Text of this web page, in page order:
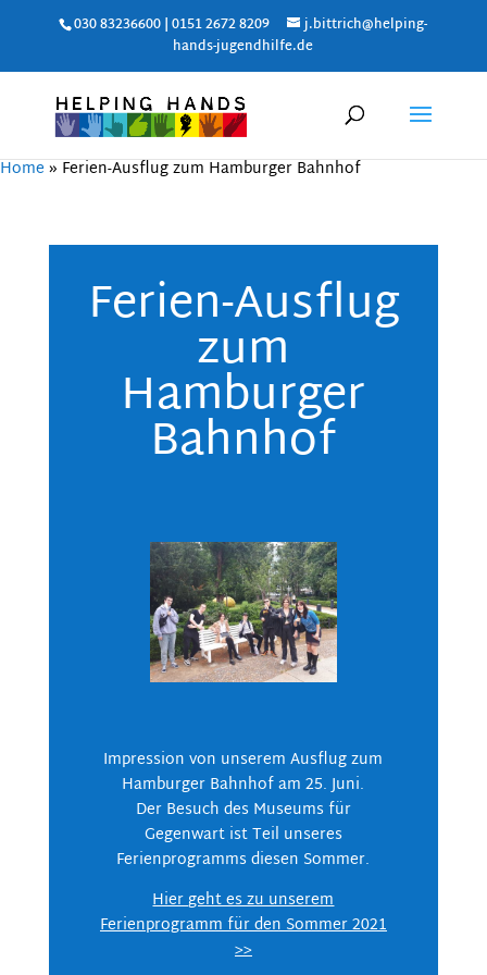
030 83236600 | 0151 2672 8209
j.bittrich@helping-
hands-jugendhilfe.de
Home»Ferien-Ausflug zum Hamburger Bahnhof
Ferien-Ausflug
zum
Hamburger
Bahnhof
Impression von unserem Ausflug zum
Hamburger Bahnhof am 25. Juni.
Der Besuch des Museums für
Gegenwart ist Teil unseres
Ferienprogramms diesen Sommer.
Hier geht es zu unserem
Ferienprogramm für den Sommer 2021
>>